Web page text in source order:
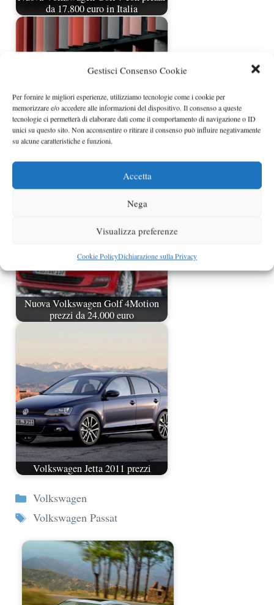
Gestisci Consenso Cookie
Per fornire le migliori esperienze, utilizziamo tecnologie come i cookie per
memorizzare e/o accedere alle informazioni del dispositivo. Il consenso a queste
tecnologie ci permetterà di elaborare dati come il comportamento di navigazione o ID
unici su questo sito. Non acconsentire o ritirare il consenso può influire negativamente
su alcune caratteristiche e funzioni.
Accetta
Nega
Visualizza preferenze
Cookie PolicyDichiarazione sulla Privacy
da 17.800 euro in Italia
Italia
Nuova Volkswagen Golf 4Motion
prezzi da 24.000 euro
Volkswagen Jetta 2011 prezzi
Categorie
Volkswagen
Tag
Volkswagen Passat